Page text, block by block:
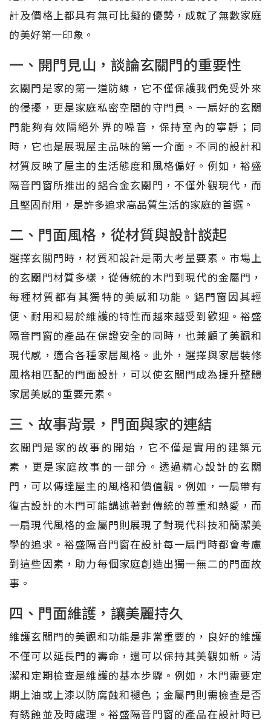
計及價格上都具有無可比擬的優勢，成就了無數家庭
的美好第一印象。
一、開門見山，談論玄關門的重要性
玄關門是家的第一道防線，它不僅保護我們免受外來
的侵擾，更是家庭私密空間的守門員。一扇好的玄關
門能夠有效隔絕外界的噪音，保持室內的寧靜；同
時，它也是展現屋主品味的第一介面。不同的設計和
材質反映了屋主的生活態度和風格偏好。例如，裕盛
隔音門窗所推出的鋁合金玄關門，不僅外觀現代，而
且堅固耐用，是許多追求高品質生活的家庭的首選。
二、門面風格，從材質與設計談起
選擇玄關門時，材質和設計是兩大考量要素。市場上
的玄關門材質多樣，從傳統的木門到現代的金屬門，
每種材質都有其獨特的美感和功能。鋁門窗因其輕
便、耐用和易於維護的特性而越來越受到歡迎。裕盛
隔音門窗的產品在保證安全的同時，也兼顧了美觀和
現代感，適合各種家居風格。此外，選擇與家居裝修
風格相匹配的門面設計，可以使玄關門成為提升整體
家居美感的重要元素。
三、故事背景，門面與家的連結
玄關門是家的故事的開始，它不僅是實用的建築元
素，更是家庭故事的一部分。透過精心設計的玄關
門，可以傳達屋主的風格和價值觀。例如，一扇帶有
復古設計的木門可能講述著對傳統的尊重和熱愛，而
一扇現代風格的金屬門則展現了對現代科技和簡潔美
學的追求。裕盛隔音門窗在設計每一扇門時都會考慮
到這些因素，助力每個家庭創造出獨一無二的門面故
事。
四、門面維護，讓美麗持久
維護玄關門的美觀和功能是非常重要的，良好的維護
不僅可以延長門的壽命，還可以保持其美觀如新。清
潔和定期檢查是維護的基本步驟。例如，木門需要定
期上油或上漆以防腐蝕和褪色；金屬門則需檢查是否
有銹蝕並及時處理。裕盛隔音門窗的產品在設計時已